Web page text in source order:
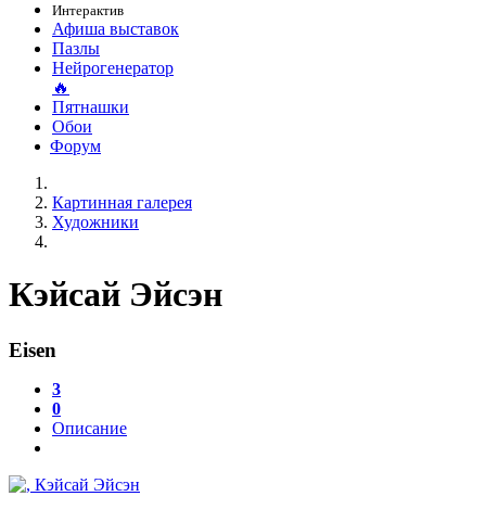
Интерактив
Афиша выставок
Пазлы
Нейрогенератор
🔥
Пятнашки
Обои
Форум
Картинная галерея
Художники
Кэйсай Эйсэн
Eisen
3
0
Описание